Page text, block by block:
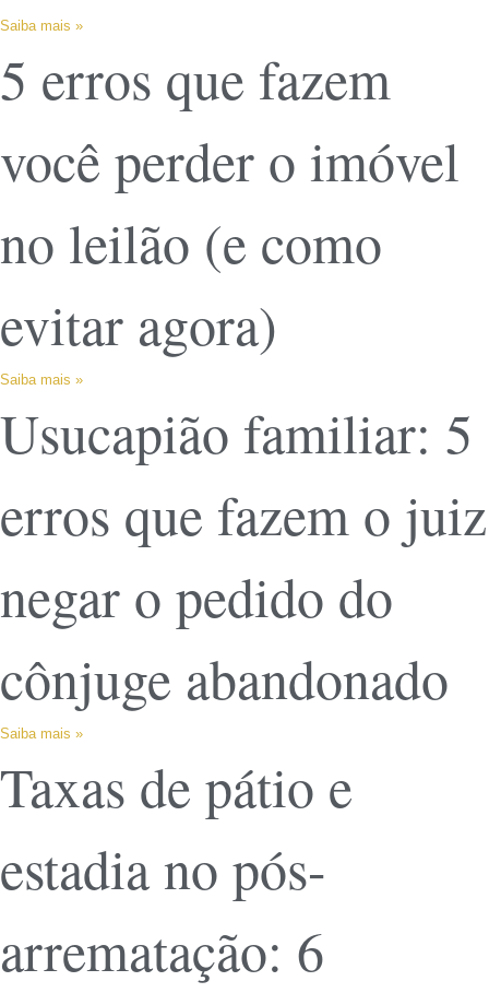
Saiba mais »
5 erros que fazem
você perder o imóvel
no leilão (e como
evitar agora)
Saiba mais »
Usucapião familiar: 5
erros que fazem o juiz
negar o pedido do
cônjuge abandonado
Saiba mais »
Taxas de pátio e
estadia no pós-
arrematação: 6